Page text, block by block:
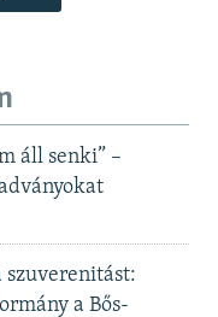
áll senki” –
szuverenitást:
a Bős-